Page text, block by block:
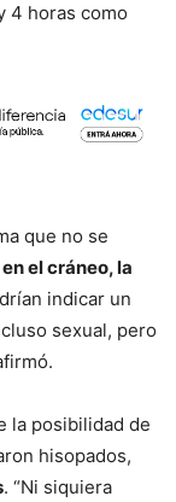
4 horas como
que no se
el cráneo, la
indicar un
sexual, pero
la posibilidad de
hisopados,
. “Ni siquiera